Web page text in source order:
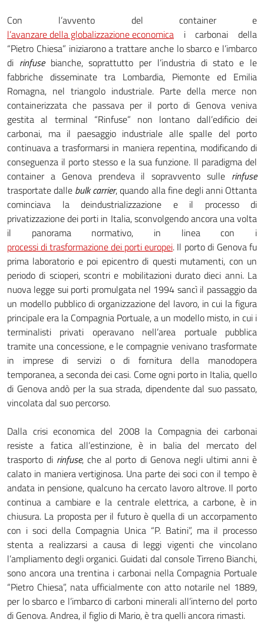
Con l’avvento del container e
l’avanzare della globalizzazione economica i carbonai della
“Pietro Chiesa” iniziarono a trattare anche lo sbarco e l’imbarco
di rinfusebianche, soprattutto per l’industria di stato e le
fabbriche disseminate tra Lombardia, Piemonte ed Emilia
Romagna, nel triangolo industriale. Parte della merce non
containerizzata che passava per il porto di Genova veniva
gestita al terminal “Rinfuse” non lontano dall’edificio dei
carbonai, ma il paesaggio industriale alle spalle del porto
continuava a trasformarsi in maniera repentina, modificando di
conseguenza il porto stesso e la sua funzione. Il paradigma del
container a Genova prendeva il sopravvento sulle rinfuse
trasportate dalle bulk carrier, quando alla fine degli anni Ottanta
cominciava la deindustrializzazione e il processo di
privatizzazione dei porti in Italia, sconvolgendo ancora una volta
il panorama normativo, in linea con i
processi di trasformazione dei porti europei. Il porto di Genova fu
prima laboratorio e poi epicentro di questi mutamenti, con un
periodo di scioperi, scontri e mobilitazioni durato dieci anni. La
nuova legge sui porti promulgata nel 1994 sancì il passaggio da
un modello pubblico di organizzazione del lavoro, in cui la figura
principale era la Compagnia Portuale, a un modello misto, in cui i
terminalisti privati operavano nell’area portuale pubblica
tramite una concessione, e le compagnie venivano trasformate
in imprese di servizi o di fornitura della manodopera
temporanea, a seconda dei casi. Come ogni porto in Italia, quello
di Genova andò per la sua strada, dipendente dal suo passato,
vincolata dal suo percorso.
Dalla crisi economica del 2008 la Compagnia dei carbonai
resiste a fatica all’estinzione, è in balia del mercato del
trasporto di rinfuse, che al porto di Genova negli ultimi anni è
calato in maniera vertiginosa. Una parte dei soci con il tempo è
andata in pensione, qualcuno ha cercato lavoro altrove. Il porto
continua a cambiare e la centrale elettrica, a carbone, è in
chiusura. La proposta per il futuro è quella di un accorpamento
con i soci della Compagnia Unica “P. Batini”, ma il processo
stenta a realizzarsi a causa di leggi vigenti che vincolano
l’ampliamento degli organici. Guidati dal console Tirreno Bianchi,
sono ancora una trentina i carbonai nella Compagnia Portuale
“Pietro Chiesa”, nata ufficialmente con atto notarile nel 1889,
per lo sbarco e l’imbarco di carboni minerali all’interno del porto
di Genova. Andrea, il figlio di Mario, è tra quelli ancora rimasti.